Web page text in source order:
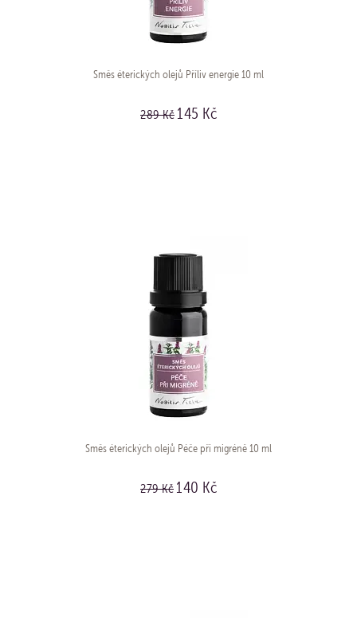
Směs éterických olejů Příliv energie 10 ml
289 Kč 145 Kč
Směs éterických olejů Péče při migréně 10 ml
279 Kč 140 Kč